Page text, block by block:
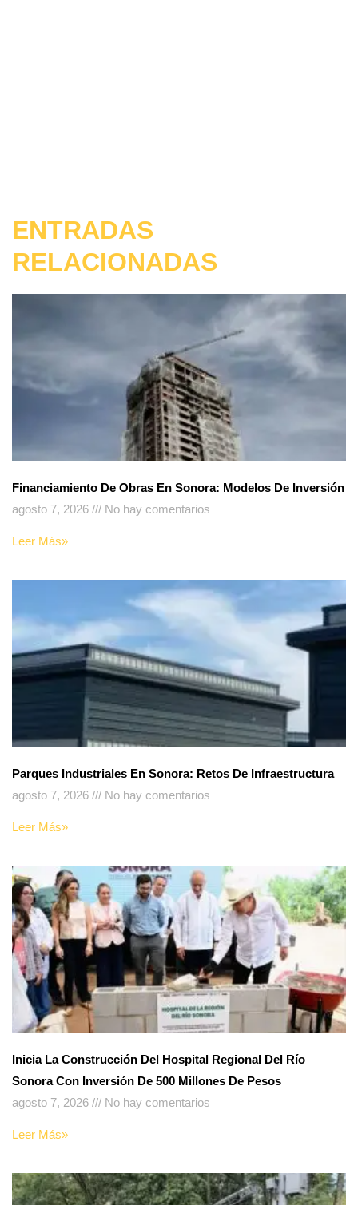
ENTRADAS
RELACIONADAS
Financiamiento De Obras En Sonora: Modelos De Inversión
agosto 7, 2026
No hay comentarios
Leer Más»
Parques Industriales En Sonora: Retos De Infraestructura
agosto 7, 2026
No hay comentarios
Leer Más»
Inicia La Construcción Del Hospital Regional Del Río
Sonora Con Inversión De 500 Millones De Pesos
agosto 7, 2026
No hay comentarios
Leer Más»